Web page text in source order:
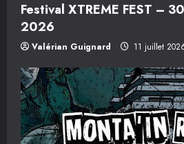
Festival XTREME FEST –
2026
Valérian Guignard 11 juillet